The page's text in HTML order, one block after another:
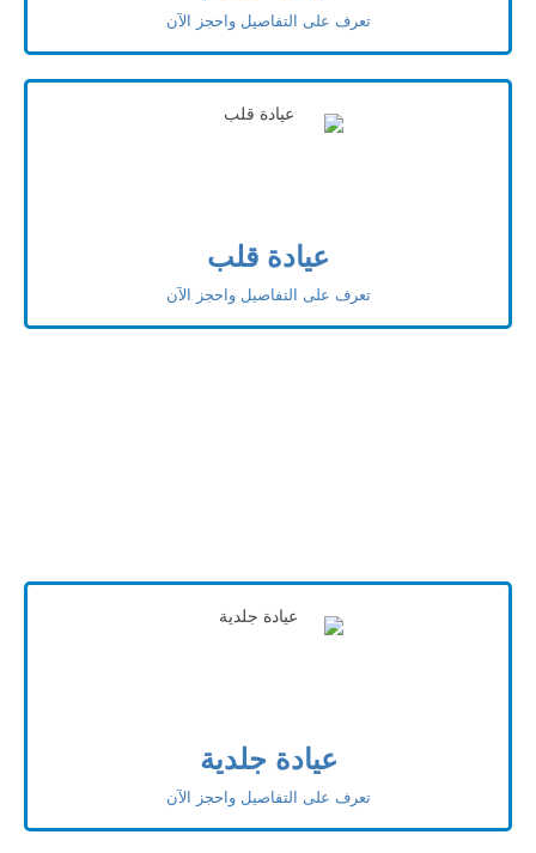
تعرف على التفاصيل واحجز الآن
عيادة قلب
تعرف على التفاصيل واحجز الآن
عيادة جلدية
تعرف على التفاصيل واحجز الآن